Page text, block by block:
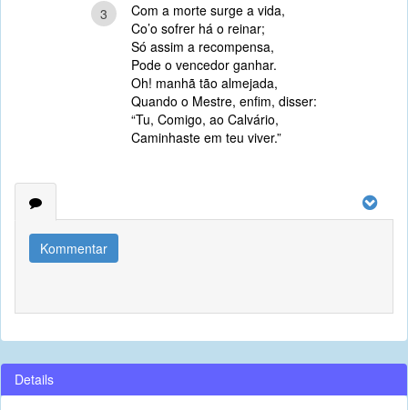
3
Com a morte surge a vida,
Co’o sofrer há o reinar;
Só assim a recompensa,
Pode o vencedor ganhar.
Oh! manhã tão almejada,
Quando o Mestre, enfim, disser:
“Tu, Comigo, ao Calvário,
Caminhaste em teu viver.”
Kommentar
Details